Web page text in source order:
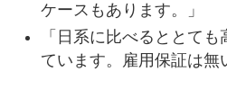
ケースもあります。」
「日系に比べるととて
ています。雇用保証は無